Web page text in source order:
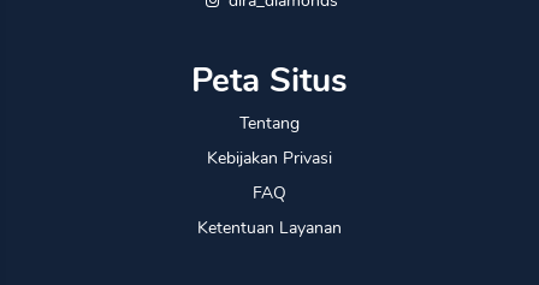
Peta Situs
Tentang
Kebijakan Privasi
FAQ
Ketentuan Layanan